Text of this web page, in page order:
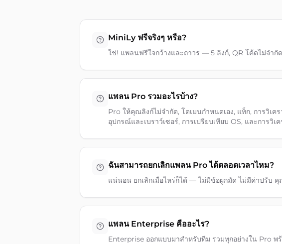
MiniLy ฟรีจริงๆ หรือ?
ใช่! แพลนฟรีใจกว้างและถาวร — 5 ลิงก์, QR โค้ดไม่จำกั
แพลน Pro รวมอะไรบ้าง?
Pro ให้คุณลิงก์ไม่จำกัด, โดเมนกำหนดเอง, แท็ก, การวิเ
อุปกรณ์และเบราว์เซอร์, การเปรียบเทียบ OS, และการวิ
ฉันสามารถยกเลิกแพลน Pro ได้ตลอดเวลาไหม?
แน่นอน ยกเลิกเมื่อไหร่ก็ได้ — ไม่มีข้อผูกมัด ไม่มีค่าปรับ
แพลน Enterprise คืออะไร?
Enterprise ออกแบบมาสำหรับทีม รวมทุกอย่างใน Pro พ